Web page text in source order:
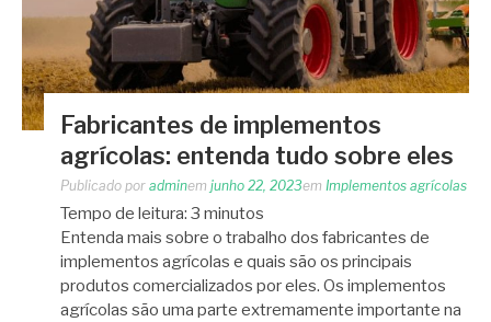
Fabricantes de implementos
agrícolas: entenda tudo sobre eles
Publicado por adminem junho 22, 2023em Implementos agrícolas
Tempo de leitura: 3 minutos
Entenda mais sobre o trabalho dos fabricantes de
implementos agrícolas e quais são os principais
produtos comercializados por eles. Os implementos
agrícolas são uma parte extremamente importante na